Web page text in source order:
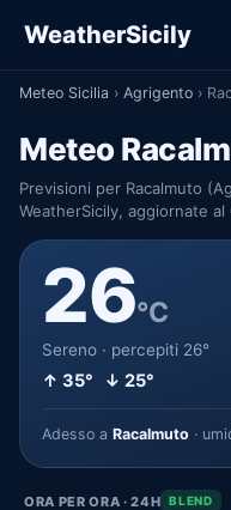
WeatherSicily
Meteo Sicilia › Agrigento ›
Meteo
Previsioni per Racalmuto
WeatherSicily, aggiornate
26°C
Sereno · percepiti 26°
↑ 35° ↓ 25°
Adesso a Racalmuto ·
ORA PER ORA · 24H BLEND